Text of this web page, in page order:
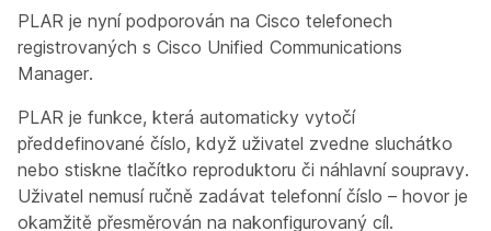
PLAR je nyní podporován na Cisco telefonech
registrovaných s Cisco Unified Communications
Manager.
PLAR je funkce, která automaticky vytočí
předdefinované číslo, když uživatel zvedne sluchátko
nebo stiskne tlačítko reproduktoru či náhlavní soupravy.
Uživatel nemusí ručně zadávat telefonní číslo – hovor je
okamžitě přesměrován na nakonfigurovaný cíl.